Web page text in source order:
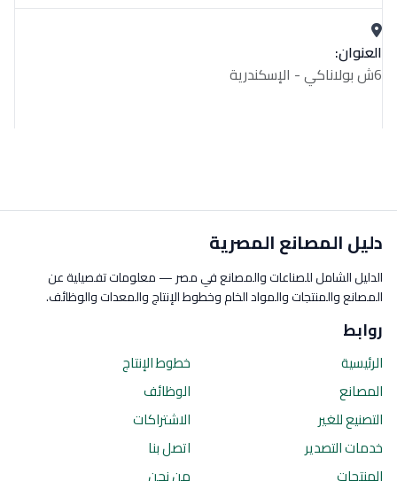
العنوان:
6ش بولاناكي - الإسكندرية
دليل المصانع المصرية
الدليل الشامل للصناعات والمصانع في مصر — معلومات تفصيلية عن
المصانع والمنتجات والمواد الخام وخطوط الإنتاج والمعدات والوظائف.
روابط
الرئيسية
المصانع
التصنيع للغير
خدمات التصدير
خطوط الإنتاج
الوظائف
الاشتراكات
اتصل بنا